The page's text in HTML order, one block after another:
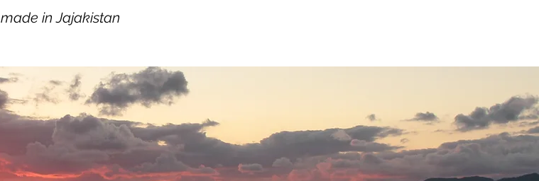
made in Jajakistan